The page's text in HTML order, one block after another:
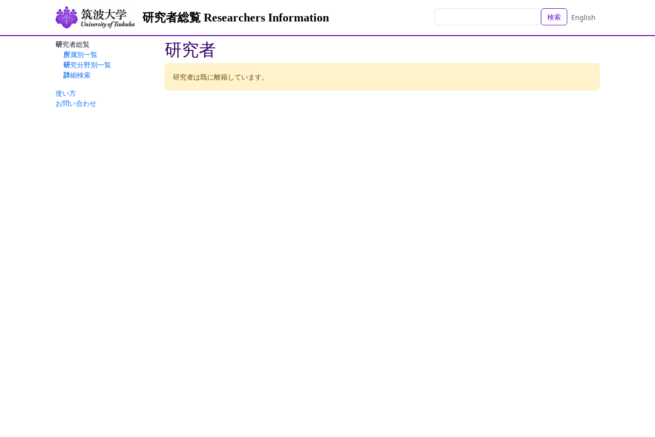
研究者総覧 Researchers Information 検索 English
研究者総覧
所属別一覧
研究分野別一覧
詳細検索
使い方
お問い合わせ
研究者
研究者は既に離籍しています。